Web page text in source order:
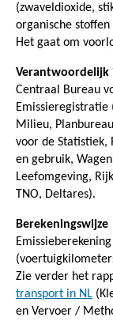
(zwaveldioxide,
organische
Het gaat om
Centraal Bureau
Emissieregistratie
Milieu,
voor de Statistiek,
en gebruik,
Leefomgeving,
TNO, Deltares).
Berekeningswijze
Zie verder het
transport in NL
en Vervoer /